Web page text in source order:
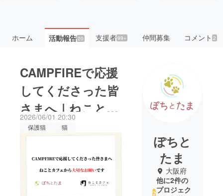
ホーム 活動報告20 支援者99+ 仲間募集 コメント 2
CAMPFIREで応援
してくださった皆
さまへ｜ねことカ
フェから大切なお
2026/06/01 20:30
保護猫 猫
ぽちと
たま
大阪府
他に2件の
プロジェク